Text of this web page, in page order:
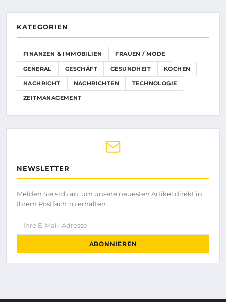
KATEGORIEN
FINANZEN & IMMOBILIEN FRAUEN / MODE
GENERAL GESCHÄFT GESUNDHEIT KOCHEN
NACHRICHT NACHRICHTEN TECHNOLOGIE
ZEITMANAGEMENT
NEWSLETTER
Melden Sie sich an, um unsere neuesten Artikel direkt in
Ihrem Postfach zu erhalten.
Ihre E-Mail-Adresse
ABONNIEREN